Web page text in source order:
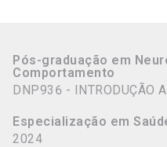
Pós-graduação em
Comportamento
DNP936 - INTRODUÇÃO
Especialização em
2024